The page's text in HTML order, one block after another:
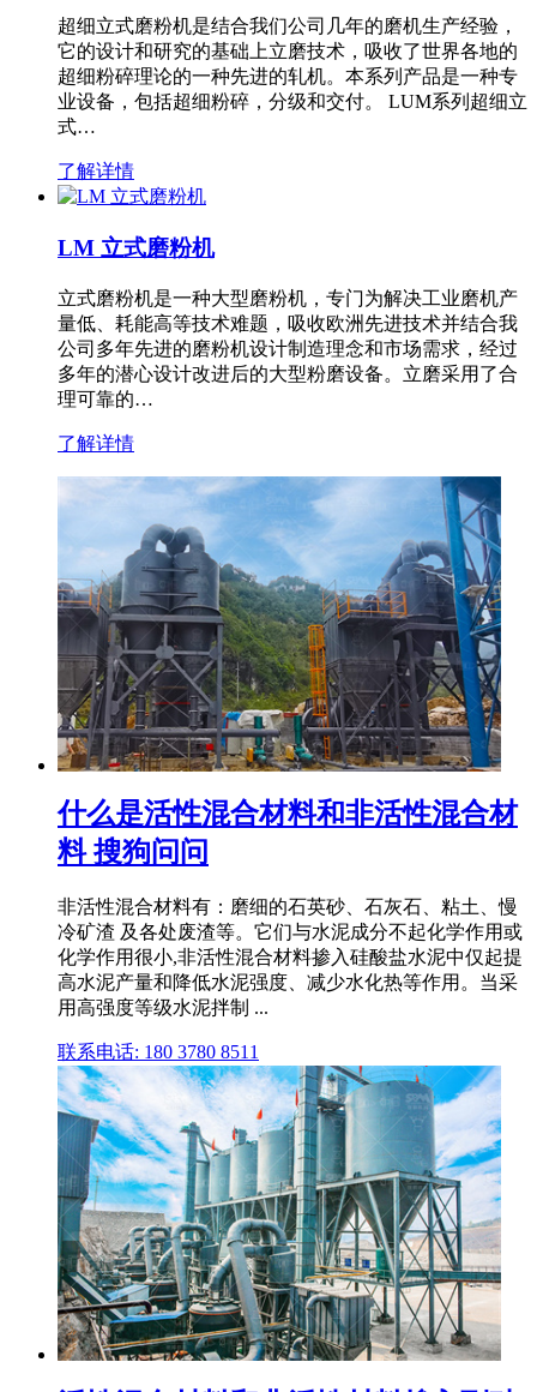
超细立式磨粉机是结合我们公司几年的磨机生产经验，
它的设计和研究的基础上立磨技术，吸收了世界各地的
超细粉碎理论的一种先进的轧机。本系列产品是一种专
业设备，包括超细粉碎，分级和交付。 LUM系列超细立
式…
了解详情
LM 立式磨粉机
立式磨粉机是一种大型磨粉机，专门为解决工业磨机产
量低、耗能高等技术难题，吸收欧洲先进技术并结合我
公司多年先进的磨粉机设计制造理念和市场需求，经过
多年的潜心设计改进后的大型粉磨设备。立磨采用了合
理可靠的…
了解详情
什么是活性混合材料和非活性混合材
料 搜狗问问
非活性混合材料有：磨细的石英砂、石灰石、粘土、慢
冷矿渣 及各处废渣等。它们与水泥成分不起化学作用或
化学作用很小,非活性混合材料掺入硅酸盐水泥中仅起提
高水泥产量和降低水泥强度、减少水化热等作用。当采
用高强度等级水泥拌制 ...
联系电话: 180 3780 8511